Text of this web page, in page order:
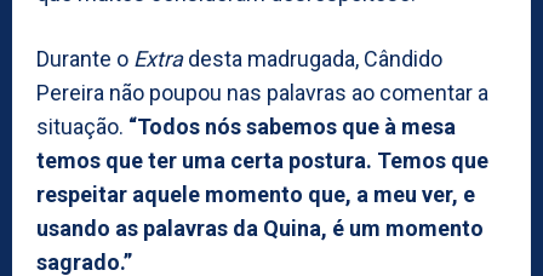
Durante o Extradesta madrugada, Cândido
Pereira não poupou nas palavras ao comentar a
situação. “Todos nós sabemos que à mesa
temos que ter uma certa postura. Temos que
respeitar aquele momento que, a meu ver, e
usando as palavras da Quina, é um momento
sagrado.”